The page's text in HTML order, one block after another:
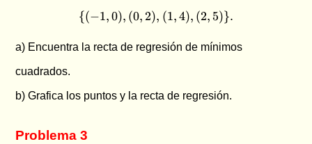
\{(-1,0),(0,2),(1,4),(2,5)\}.
{(−1,0), (0, 2), (1,4), (2, 5)}.
a) Encuentra la recta de regresión de mínimos
cuadrados.
b) Grafica los puntos y la recta de regresión.
Problema 3